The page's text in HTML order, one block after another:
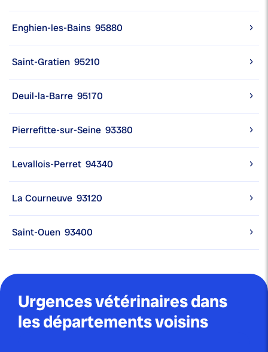
Enghien-les-Bains 95880
Saint-Gratien 95210
Deuil-la-Barre 95170
Pierrefitte-sur-Seine 93380
Levallois-Perret 94340
La Courneuve 93120
Saint-Ouen 93400
Urgences vétérinaires dans
les départements voisins